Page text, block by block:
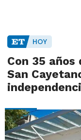
HOY
Con 35
San